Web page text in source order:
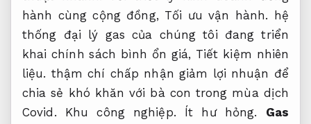
hành cùng cộng đồng, Tối ưu vận hành. hệ
thống đại lý gas của chúng tôi đang triển
khai chính sách bình ổn giá, Tiết kiệm nhiên
liệu. thậm chí chấp nhận giảm lợi nhuận để
chia sẻ khó khăn với bà con trong mùa dịch
Covid. Khu công nghiệp. Ít hư hỏng.
Gas